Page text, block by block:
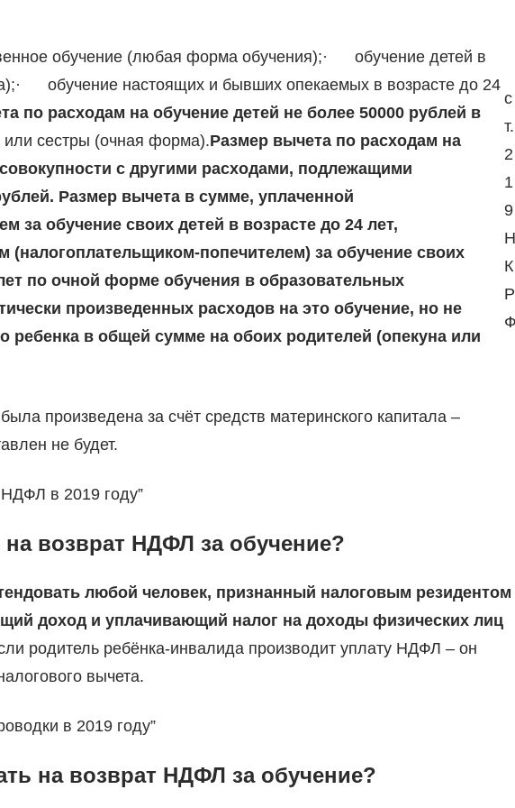
обучение (любая форма обучения);· обучение детей в
обучение настоящих и бывших опекаемых в возрасте до 24
по расходам на обучение детей не более 50000 рублей в
сестры (очная форма).Размер вычета по расходам на
с другими расходами, подлежащими
Размер вычета в сумме, уплаченной
за обучение своих детей в возрасте до 24 лет,
(налогоплательщиком-попечителем) за обучение своих
по очной форме обучения в образовательных
произведенных расходов на это обучение, но не
ребенка в общей сумме на обоих родителей (опекуна или
с
т.
2
1
9
Н
К
Р
произведена за счёт средств материнского капитала –
не будет.
в 2019 году”
возврат НДФЛ за обучение?
любой человек, признанный налоговым резидентом
доход и уплачивающий налог на доходы физических лиц
родитель ребёнка-инвалида производит уплату НДФЛ – он
вычета.
в 2019 году”
на возврат НДФЛ за обучение?